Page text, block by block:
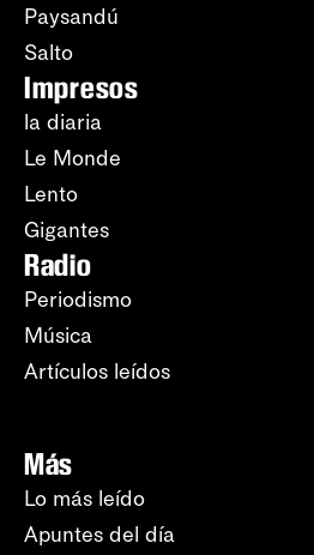
Paysandú
Salto
Impresos
la diaria
Le Monde
Lento
Gigantes
Radio
Periodismo
Música
Artículos leídos
Más
Lo más leído
Apuntes del día